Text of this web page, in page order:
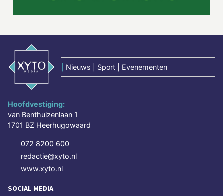
Nieuws | Sport | Evenementen
Hoofdvestiging:
van Benthuizenlaan 1
1701 BZ Heerhugowaard
072 8200 600
redactie@xyto.nl
www.xyto.nl
SOCIAL MEDIA